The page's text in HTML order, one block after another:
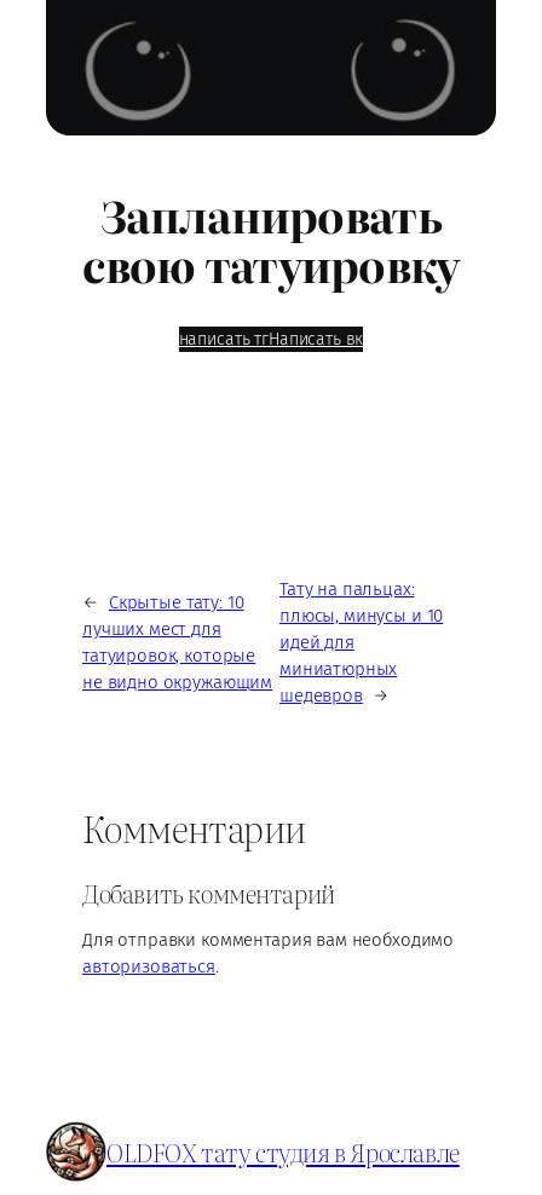
Запланировать
свою татуировку
написать тгНаписать вк
←
Скрытые тату: 10
лучших мест для
татуировок, которые
не видно окружающим
Тату на пальцах:
плюсы, минусы и 10
идей для
миниатюрных
шедевров →
Комментарии
Добавить комментарий
Для отправки комментария вам необходимо
авторизоваться.
OLDFOX тату студия в Ярославле